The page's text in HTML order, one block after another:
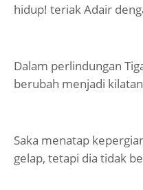
hidup! teriak Adair
Dalam perlindungan
berubah menjadi
Saka menatap
gelap, tetapi dia tidak